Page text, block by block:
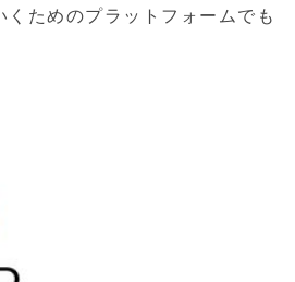
くためのプラットフォームでも